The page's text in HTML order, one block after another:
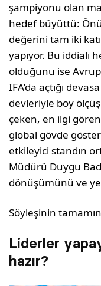
şampiyonu olan
hedef büyüttü:
değerini tam iki
yapıyor. Bu iddialı
olduğunu ise
IFA’da açtığı
devleriyle boy
çeken, en ilgi
global gövde
etkileyici standın
Müdürü Duygu
dönüşümünü ve
Söyleşinin
Liderler
hazır?